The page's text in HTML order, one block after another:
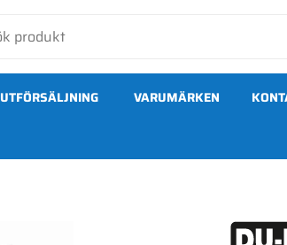
UTFÖRSÄLJNING VARUMÄRKEN